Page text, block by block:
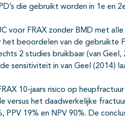
die gebruikt worden in 1e en
voor FRAX zonder BMD met
beoordelen van de gebruikte
2 studies bruikbaar (van Geel,
sensitiviteit in van Geel (2014)
10-jaars risico op
versus het daadwerkelijke
19% en NPV 90%. De